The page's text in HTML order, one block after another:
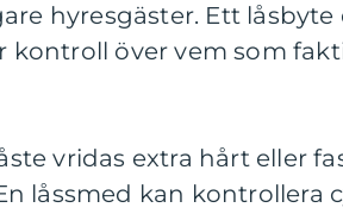
hyresgäster. Ett låsbyte
över vem som
vridas extra hårt eller
låssmed kan kontrollera